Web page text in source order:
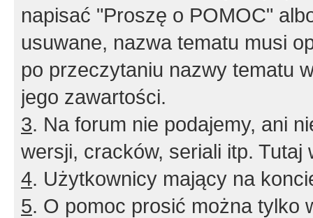
napisać "Proszę o POMOC"
usuwane, nazwa tematu musi
po przeczytaniu nazwy tematu
jego zawartości.
3. Na forum nie podajemy, ani
wersji, cracków, seriali itp. Tutaj
4. Użytkownicy mający na
5. O pomoc prosić można tylko